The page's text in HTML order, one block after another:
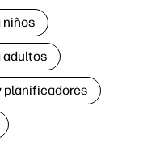
niños
adultos
planificadores